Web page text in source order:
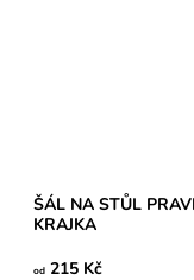
ŠÁL NA STŮL
KRAJKA
od 215 Kč